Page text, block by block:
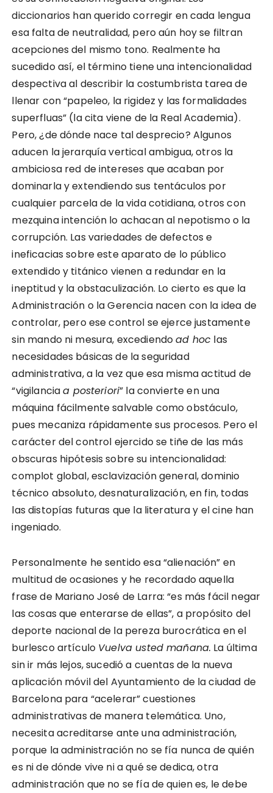
diccionarios han querido corregir en cada lengua
esa falta de neutralidad, pero aún hoy se filtran
acepciones del mismo tono. Realmente ha
sucedido así, el término tiene una intencionalidad
despectiva al describir la costumbrista tarea de
llenar con “papeleo, la rigidez y las formalidades
superfluas” (la cita viene de la Real Academia).
Pero, ¿de dónde nace tal desprecio? Algunos
aducen la jerarquía vertical ambigua, otros la
ambiciosa red de intereses que acaban por
dominarla y extendiendo sus tentáculos por
cualquier parcela de la vida cotidiana, otros con
mezquina intención lo achacan al nepotismo o la
corrupción. Las variedades de defectos e
ineficacias sobre este aparato de lo público
extendido y titánico vienen a redundar en la
ineptitud y la obstaculización. Lo cierto es que la
Administración o la Gerencia nacen con la idea de
controlar, pero ese control se ejerce justamente
sin mando ni mesura, excediendoad hoc las
necesidades básicas de la seguridad
administrativa, a la vez que esa misma actitud de
“vigilanciaa posteriori” la convierte en una
máquina fácilmente salvable como obstáculo,
pues mecaniza rápidamente sus procesos. Pero el
carácter del control ejercido se tiñe de las más
obscuras hipótesis sobre su intencionalidad:
complot global, esclavización general, dominio
técnico absoluto, desnaturalización, en fin, todas
las distopías futuras que la literatura y el cine han
ingeniado.
Personalmente he sentido esa “alienación” en
multitud de ocasiones y he recordado aquella
frase de Mariano José de Larra: “es más fácil negar
las cosas que enterarse de ellas”, a propósito del
deporte nacional de la pereza burocrática en el
burlesco artículo Vuelva usted mañana. La última
sin ir más lejos, sucedió a cuentas de la nueva
aplicación móvil del Ayuntamiento de la ciudad de
Barcelona para “acelerar” cuestiones
administrativas de manera telemática. Uno,
necesita acreditarse ante una administración,
porque la administración no se fía nunca de quién
es ni de dónde vive ni a qué se dedica, otra
administración que no se fía de quien es, le debe